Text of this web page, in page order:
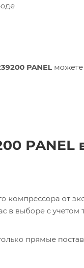
PANEL можете
от
в выборе с учетом
прямые